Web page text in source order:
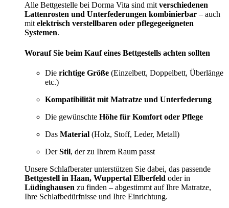
Alle Bettgestelle bei Dorma Vita sind mit verschiedenen
Lattenrosten und Unterfederungen kombinierbar – auch
mit elektrisch verstellbaren oder pflegegeeigneten
Systemen.
Worauf Sie beim Kauf eines Bettgestells achten sollten
Die richtige Größe (Einzelbett, Doppelbett, Überlänge
etc.)
Kompatibilität mit Matratze und Unterfederung
Die gewünschte Höhe für Komfort oder Pflege
Das Material (Holz, Stoff, Leder, Metall)
DerStil, der zu Ihrem Raum passt
Unsere Schlafberater unterstützen Sie dabei, das passende
Bettgestell in Haan, Wuppertal Elberfeld oder in
Lüdinghausen zu finden – abgestimmt auf Ihre Matratze,
Ihre Schlafbedürfnisse und Ihre Einrichtung.